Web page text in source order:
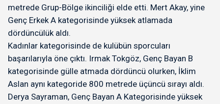
metrede Grup-Bölge ikinciliği elde etti. Mert Akay, yine
Genç Erkek A kategorisinde yüksek atlamada
dördüncülük aldı.
Kadınlar kategorisinde de kulübün sporcuları
başarılarıyla öne çıktı. Irmak Tokgöz, Genç Bayan B
kategorisinde gülle atmada dördüncü olurken, İklim
Aslan aynı kategoride 800 metrede üçüncü sırayı aldı.
Derya Sayraman, Genç Bayan A Kategorisinde yüksek